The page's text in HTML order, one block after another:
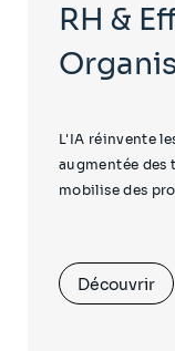
RH & Efficacité
L'IA réinvente
augmentée des
mobilise des
Découvrir